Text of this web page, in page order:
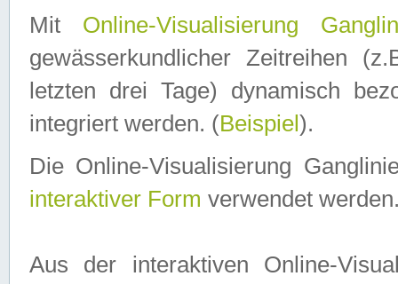
Mit Online-Visualisierung
gewässerkundlicher Zeitreihen
letzten drei Tage) dynamisch
integriert werden. (Beispiel ).
Die Online-Visualisierung
interaktiver Form verwendet
Aus der interaktiven Online-